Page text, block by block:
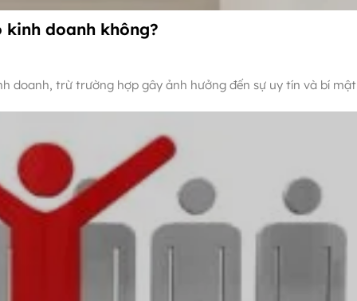
doanh không?
doanh, trừ trường hợp gây ảnh hưởng đến sự uy tín và bí